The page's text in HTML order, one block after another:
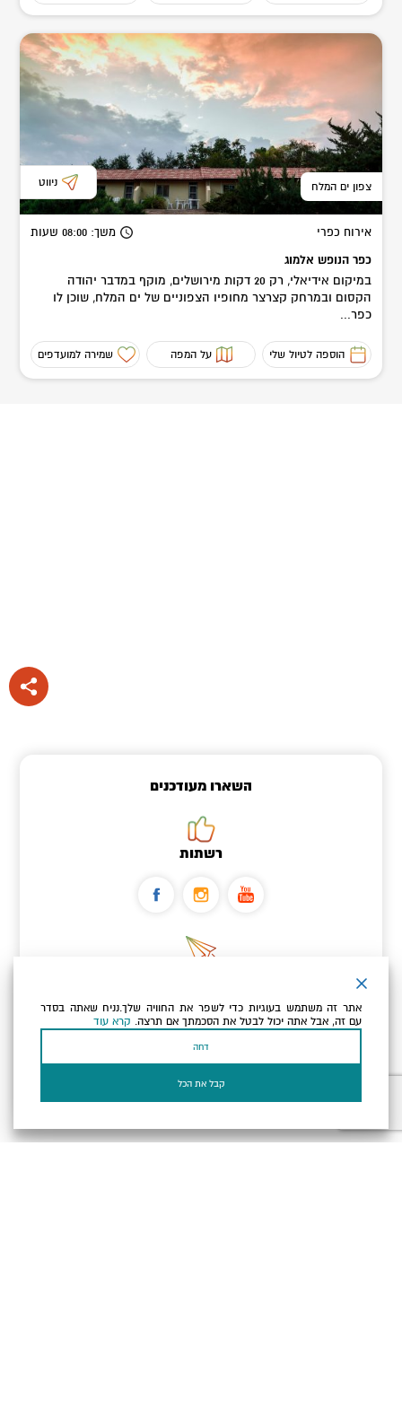
צפון ים המלח ניווט
אירוח כפרי משך: 08:00 שעות
כפר הנופש אלמוג
במיקום אידיאלי, רק 20 דקות מירושלים, מוקף במדבר יהודה
הקסום ובמרחק קצרצר מחופיו הצפוניים של ים המלח, שוכן לו
כפר...
הוספה לטיול שלי על המפה שמירה למועדפים
השארו מעודכנים
רשתות
כתובת הדוא"ל שלך
אני מאשר/ת שקראתי ומסכים/הלמדיניות הפרטיות ולמדיניות
אתר זה משתמש בעוגיות כדי לשפר את החוויה שלך.נניח שאתה בסדר
עם זה, אבל אתה יכול לבטל את הסכמתך אם תרצה. קרא עוד
דחה
קבל את הכל